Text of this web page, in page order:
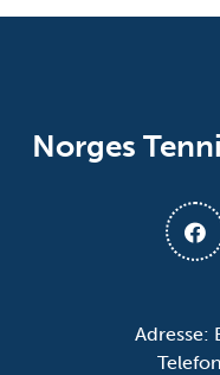
Norges
Adresse: